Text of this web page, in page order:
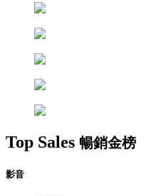
Top Sales 暢銷金榜
影音